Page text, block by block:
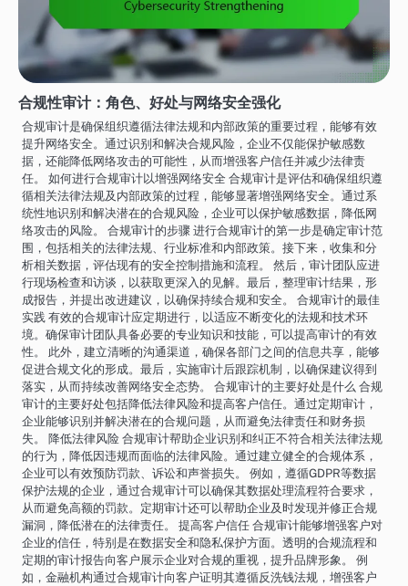
合规性审计：角色、好处与网络安全强化
合规审计是确保组织遵循法律法规和内部政策的重要过程，能够有效
提升网络安全。通过识别和解决合规风险，企业不仅能保护敏感数
据，还能降低网络攻击的可能性，从而增强客户信任并减少法律责
任。 如何进行合规审计以增强网络安全 合规审计是评估和确保组织遵
循相关法律法规及内部政策的过程，能够显著增强网络安全。通过系
统性地识别和解决潜在的合规风险，企业可以保护敏感数据，降低网
络攻击的风险。 合规审计的步骤 进行合规审计的第一步是确定审计范
围，包括相关的法律法规、行业标准和内部政策。接下来，收集和分
析相关数据，评估现有的安全控制措施和流程。 然后，审计团队应进
行现场检查和访谈，以获取更深入的见解。最后，整理审计结果，形
成报告，并提出改进建议，以确保持续合规和安全。 合规审计的最佳
实践 有效的合规审计应定期进行，以适应不断变化的法规和技术环
境。确保审计团队具备必要的专业知识和技能，可以提高审计的有效
性。 此外，建立清晰的沟通渠道，确保各部门之间的信息共享，能够
促进合规文化的形成。最后，实施审计后跟踪机制，以确保建议得到
落实，从而持续改善网络安全态势。 合规审计的主要好处是什么 合规
审计的主要好处包括降低法律风险和提高客户信任。通过定期审计，
企业能够识别并解决潜在的合规问题，从而避免法律责任和财务损
失。 降低法律风险 合规审计帮助企业识别和纠正不符合相关法律法规
的行为，降低因违规而面临的法律风险。通过建立健全的合规体系，
企业可以有效预防罚款、诉讼和声誉损失。 例如，遵循GDPR等数据
保护法规的企业，通过合规审计可以确保其数据处理流程符合要求，
从而避免高额的罚款。定期审计还可以帮助企业及时发现并修正合规
漏洞，降低潜在的法律责任。 提高客户信任 合规审计能够增强客户对
企业的信任，特别是在数据安全和隐私保护方面。透明的合规流程和
定期的审计报告向客户展示企业对合规的重视，提升品牌形象。 例
如，金融机构通过合规审计向客户证明其遵循反洗钱法规，增强客户